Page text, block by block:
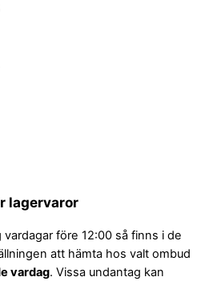
lagervaror
vardagar före 12:00 så finns i de
att hämta hos valt ombud
vardag. Vissa undantag kan